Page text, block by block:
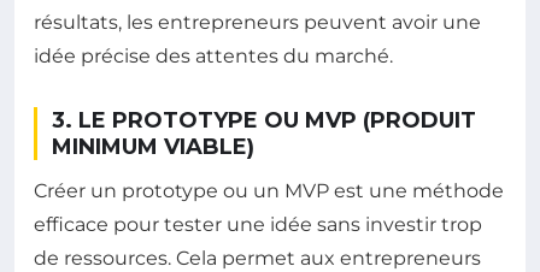
résultats, les entrepreneurs peuvent avoir une
idée précise des attentes du marché.
3. LE PROTOTYPE OU MVP (PRODUIT
MINIMUM VIABLE)
Créer un prototype ou un MVP est une méthode
efficace pour tester une idée sans investir trop
de ressources. Cela permet aux entrepreneurs